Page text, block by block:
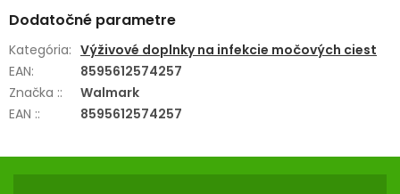
Dodatočné parametre
Kategória: Výživové doplnky na infekcie močových ciest
EAN:
8595612574257
Značka ::
Walmark
EAN :: 8595612574257
Z